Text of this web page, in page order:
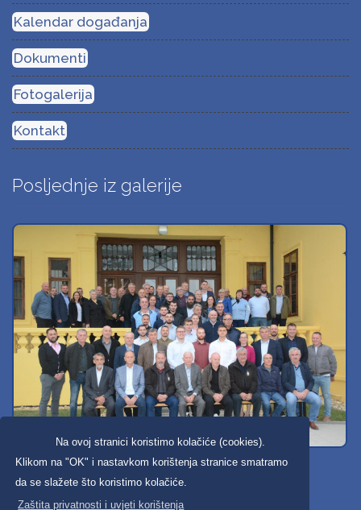
Na ovoj stranici koristimo kolačiće (cookies).
Klikom na "OK" i nastavkom korištenja stranice smatramo
da se slažete što koristimo kolačiće.
Zaštita privatnosti i uvjeti korištenja
Kalendar događanja
Dokumenti
Fotogalerija
Kontakt
Posljednje iz galerije
Svi dobravski košarkaši